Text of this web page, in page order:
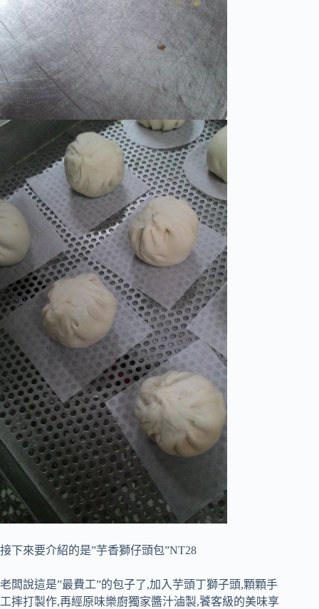
接下來要介紹的是”芋香獅仔頭包”NT28
老闆說這是”最費工”的包子了,加入芋頭丁獅子頭,顆顆手
工摔打製作,再經原味樂廚獨家醬汁滷製,饕客級的美味享